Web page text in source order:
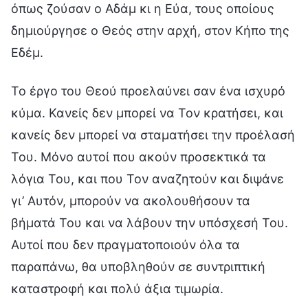
όπως ζούσαν ο Αδάμ κι η Εύα, τους οποίους
δημιούργησε ο Θεός στην αρχή, στον Κήπο της
Εδέμ.
Το έργο του Θεού προελαύνει σαν ένα ισχυρό
κύμα. Κανείς δεν μπορεί να Τον κρατήσει, και
κανείς δεν μπορεί να σταματήσει την προέλασή
Του. Μόνο αυτοί που ακούν προσεκτικά τα
λόγια Του, και που Τον αναζητούν και διψάνε
γι’ Αυτόν, μπορούν να ακολουθήσουν τα
βήματά Του και να λάβουν την υπόσχεσή Του.
Αυτοί που δεν πραγματοποιούν όλα τα
παραπάνω, θα υποβληθούν σε συντριπτική
καταστροφή και πολύ άξια τιμωρία.